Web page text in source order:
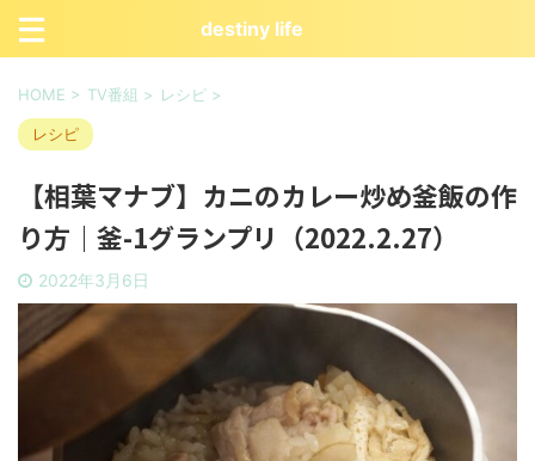
destiny life
HOME > TV番組 > レシピ >
レシピ
【相葉マナブ】カニのカレー炒め釜飯の作
り方｜釜-1グランプリ（2022.2.27）
2022年3月6日